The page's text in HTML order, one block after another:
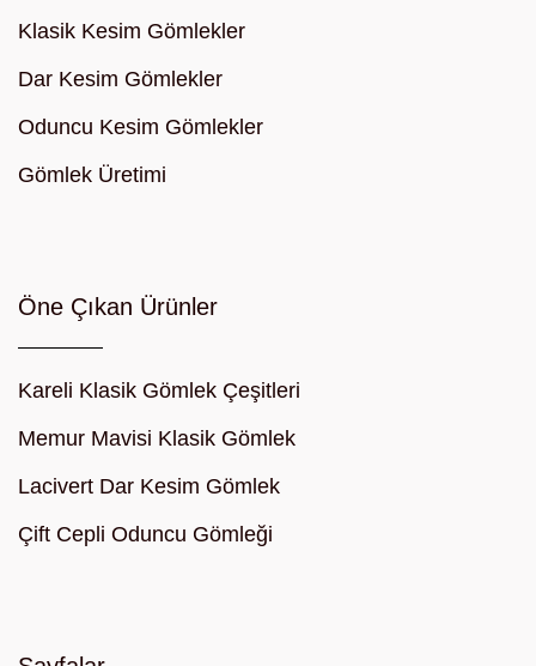
Klasik Kesim Gömlekler
Dar Kesim Gömlekler
Oduncu Kesim Gömlekler
Gömlek Üretimi
Öne Çıkan Ürünler
Kareli Klasik Gömlek Çeşitleri
Memur Mavisi Klasik Gömlek
Lacivert Dar Kesim Gömlek
Çift Cepli Oduncu Gömleği